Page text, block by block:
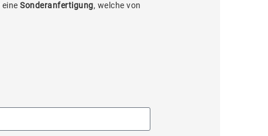
Sonderanfertigung, welche von